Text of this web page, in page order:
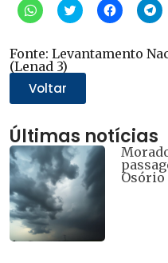
Clique
para
WhatsApp(abre
em
nova
janela)
Clique
para
Twitter(abre
em
nova
Clique
para
em
Fonte: Levantamento
(Lenad 3)
Voltar
Últimas notícias
Osório